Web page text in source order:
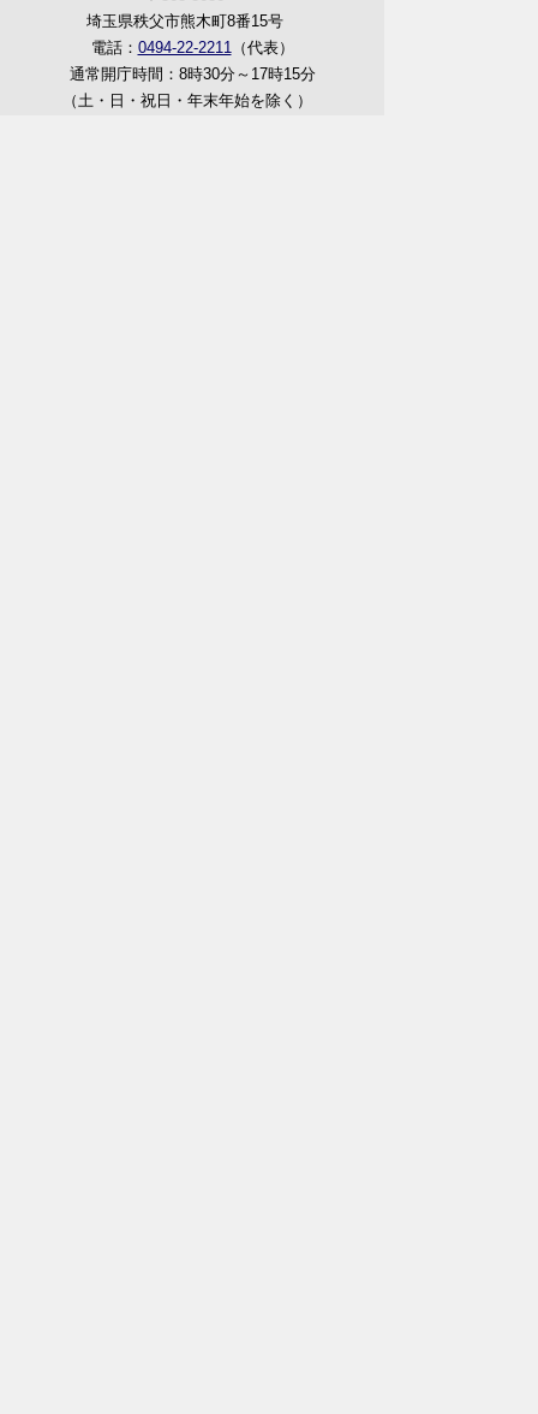
埼玉県秩父市熊木町8番15号
電話： 0494-22-2211
（代表）
通常開庁時間：8時30分～17時15分
（土・日・祝日・年末年始を除く）